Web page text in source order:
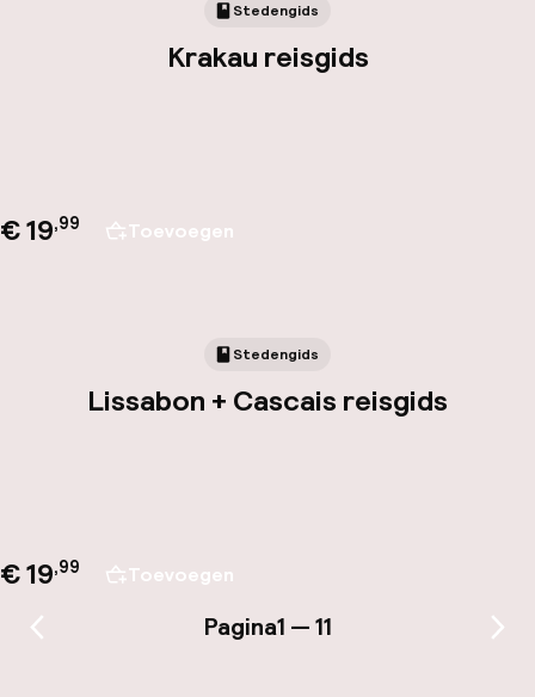
Stedengids
Krakau reisgids
€ 19,99 Toevoegen
Stedengids
Lissabon + Cascais reisgids
€ 19,99 Toevoegen
Vorige pagina Pagina1 — 11